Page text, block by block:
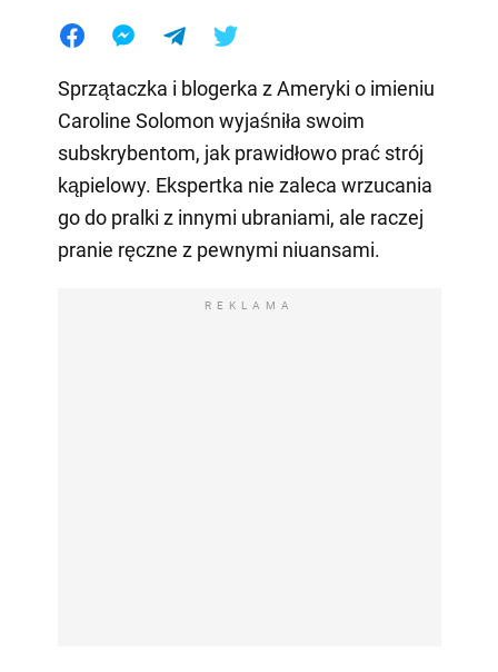
Sprzątaczka i blogerka z Ameryki o imieniu
Caroline Solomon wyjaśniła swoim
subskrybentom, jak prawidłowo prać strój
kąpielowy. Ekspertka nie zaleca wrzucania
go do pralki z innymi ubraniami, ale raczej
pranie ręczne z pewnymi niuansami.
REKLAMA